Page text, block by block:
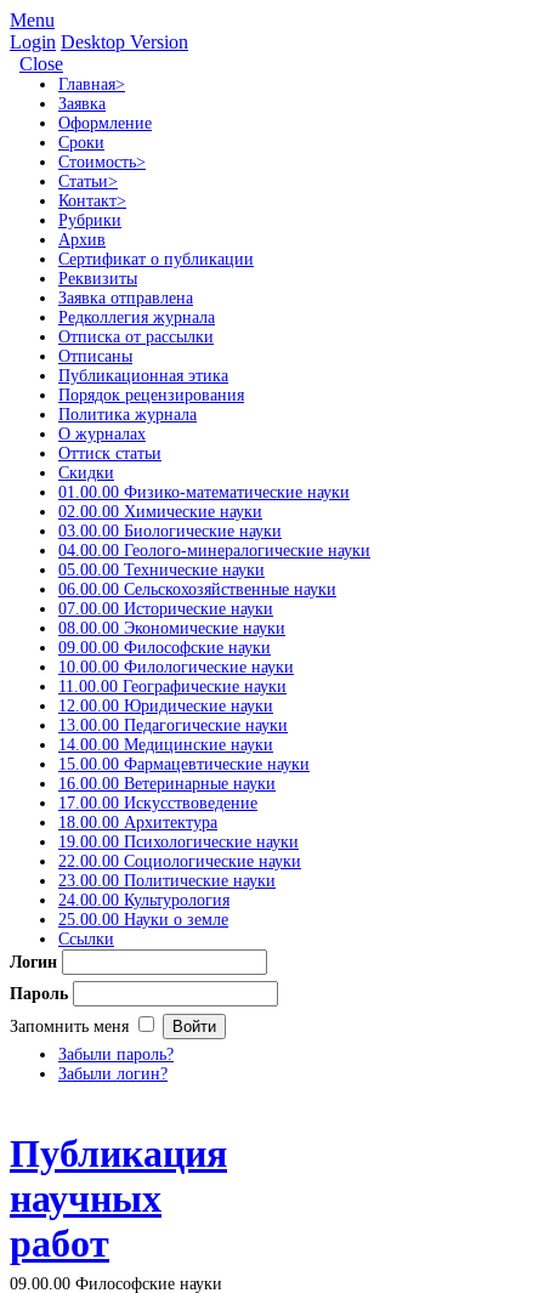
Menu
Login Desktop Version
Close
Главная>
Заявка
Оформление
Сроки
Стоимость>
Статьи>
Контакт>
Рубрики
Архив
Сертификат о публикации
Реквизиты
Заявка отправлена
Редколлегия журнала
Отписка от рассылки
Отписаны
Публикационная этика
Порядок рецензирования
Политика журнала
О журналах
Оттиск статьи
Скидки
01.00.00 Физико-математические науки
02.00.00 Химические науки
03.00.00 Биологические науки
04.00.00 Геолого-минералогические науки
05.00.00 Технические науки
06.00.00 Сельскохозяйственные науки
07.00.00 Исторические науки
08.00.00 Экономические науки
09.00.00 Философские науки
10.00.00 Филологические науки
11.00.00 Географические науки
12.00.00 Юридические науки
13.00.00 Педагогические науки
14.00.00 Медицинские науки
15.00.00 Фармацевтические науки
16.00.00 Ветеринарные науки
17.00.00 Искусствоведение
18.00.00 Архитектура
19.00.00 Психологические науки
22.00.00 Социологические науки
23.00.00 Политические науки
24.00.00 Культурология
25.00.00 Науки о земле
Ссылки
Логин
Пароль
Запомнить меня
Забыли пароль?
Забыли логин?
Публикация
научных
работ
09.00.00 Философские науки